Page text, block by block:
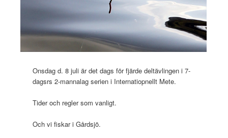
Onsdag d. 8 juli är det dags för fjärde deltävlingen i 7-
dagsrs 2-mannalag serien i Internatiopnellt Mete.
Tider och regler som vanligt.
Och vi fiskar i Gårdsjö.